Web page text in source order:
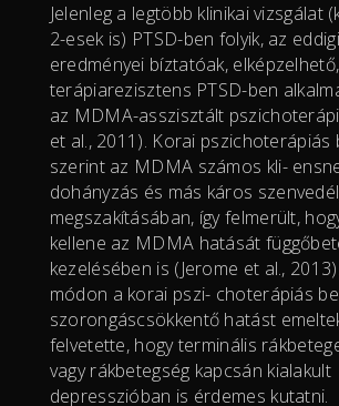
Jelenleg a legtöbb klinikai vizsgálat
2-esek is) PTSD-ben folyik, az
eredményei bíztatóak,
terápiarezisztens PTSD-ben
az MDMA-asszisztált
et al., 2011). Korai pszichoterápiás
szerint az MDMA számos kli-
dohányzás és más káros
megszakításában, így felmerült,
kellene az MDMA hatását
kezelésében is (Jerome et al.,
módon a korai pszi- choterápiás
szorongáscsökkentő hatást
felvetette, hogy terminális
vagy rákbetegség kapcsán kialakult
depresszióban is érdemes kutatni.